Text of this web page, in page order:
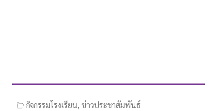
กิจกรรมโรงเรียน, ข่าวประชาสัมพันธ์